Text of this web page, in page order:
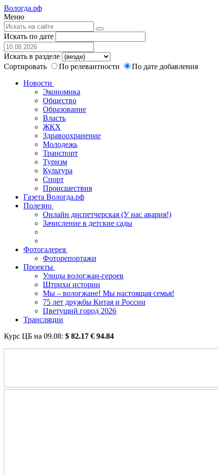
Вологда.рф
Меню
Искать по дате
Искать в разделе
Сортировать
По релевантности
По дате добавления
Новости
Экономика
Общество
Образование
Власть
ЖКХ
Здравоохранение
Молодежь
Транспорт
Туризм
Культура
Спорт
Происшествия
Газета Вологда.рф
Полезно
Онлайн диспетчерская (У нас авария!)
Зачисление в детские сады
Фотогалерея
Фоторепортажи
Проекты
Улицы вологжан-героев
Штрихи истории
Мы – вологжане! Мы настоящая семья!
75 лет дружбы Китая и России
Цветущий город 2026
Трансляции
Курс ЦБ на 09.08: $ 82.17 € 94.84